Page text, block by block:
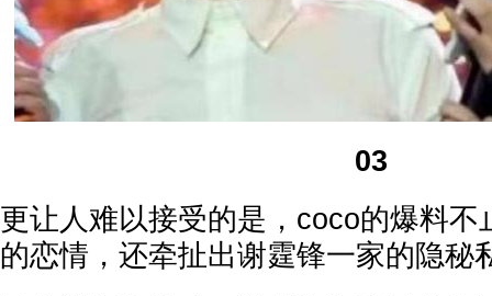
03
更让人难以接受的是，coco的爆料不
的恋情，还牵扯出谢霆锋一家的隐秘